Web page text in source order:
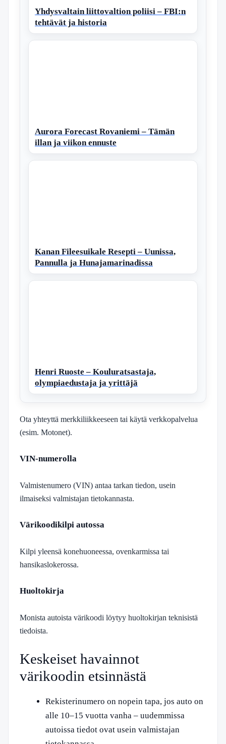
Yhdysvaltain liittovaltion poliisi – FBI:n
tehtävät ja historia
Aurora Forecast Rovaniemi – Tämän
illan ja viikon ennuste
Kanan Fileesuikale Resepti – Uunissa,
Pannulla ja Hunajamarinadissa
Henri Ruoste – Kouluratsastaja,
olympiaedustaja ja yrittäjä
Ota yhteyttä merkkiliikkeeseen tai käytä verkkopalvelua
(esim. Motonet).
VIN-numerolla
Valmistenumero (VIN) antaa tarkan tiedon, usein
ilmaiseksi valmistajan tietokannasta.
Värikoodikilpi autossa
Kilpi yleensä konehuoneessa, ovenkarmissa tai
hansikaslokerossa.
Huoltokirja
Monista autoista värikoodi löytyy huoltokirjan teknisistä
tiedoista.
Keskeiset havainnot
värikoodin etsinnästä
Rekisterinumero on nopein tapa, jos auto on
alle 10–15 vuotta vanha – uudemmissa
autoissa tiedot ovat usein valmistajan